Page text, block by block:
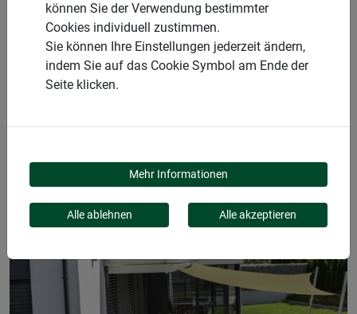
PRODUKTE
SUN SAIL CAPRI
können Sie der Verwendung bestimmter
Cookies individuell zustimmen.
Sie können Ihre Einstellungen jederzeit ändern,
indem Sie auf das Cookie Symbol am Ende der
Seite klicken.
Mehr Informationen
Alle ablehnen Alle akzeptieren